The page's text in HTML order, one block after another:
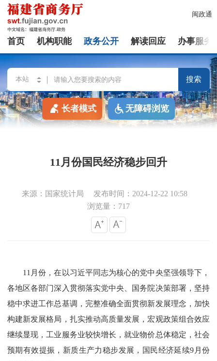
闽政通
首页 机构职能 政务公开 解读回应 办事服务
搜索
长者模式 无障碍浏览
11月份国民经济稳步回升
来源：国家统计局
发布时间：2024-12-22 10:58
浏览量：717
11月份，在以习近平同志为核心的党中央坚强领导下，
各地区各部门深入贯彻落实党中央、国务院决策部署，坚持
稳中求进工作总基调，完整准确全面贯彻新发展理念，加快
构建新发展格局，扎实推动高质量发展，宏观政策组合效应
继续显现，工业服务业较快增长，就业物价总体稳定，社会
预期有效提振，新质生产力稳步发展，国民经济延续9月份